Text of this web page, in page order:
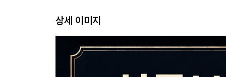
1절. 변화 전과 후를 한 장면으로 보게 만드는 질문
2절. 비용보다 손실을 먼저 떠올리게 하는 질문
3절. 본인 가치와 주변 사람 가치를 나눠 묻는 이유
4절. 업종별 가치 확장 대화가 계약률을 바꾸는 이
상세 이미지